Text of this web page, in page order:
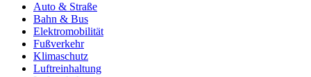
Auto & Straße
Bahn & Bus
Elektromobilität
Fußverkehr
Klimaschutz
Luftreinhaltung